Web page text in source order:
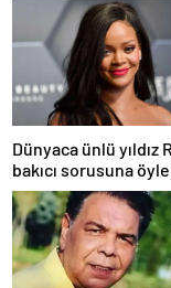
Dünyaca ünlü yıldız
bakıcı sorusuna
verdi ki! “35 yıl